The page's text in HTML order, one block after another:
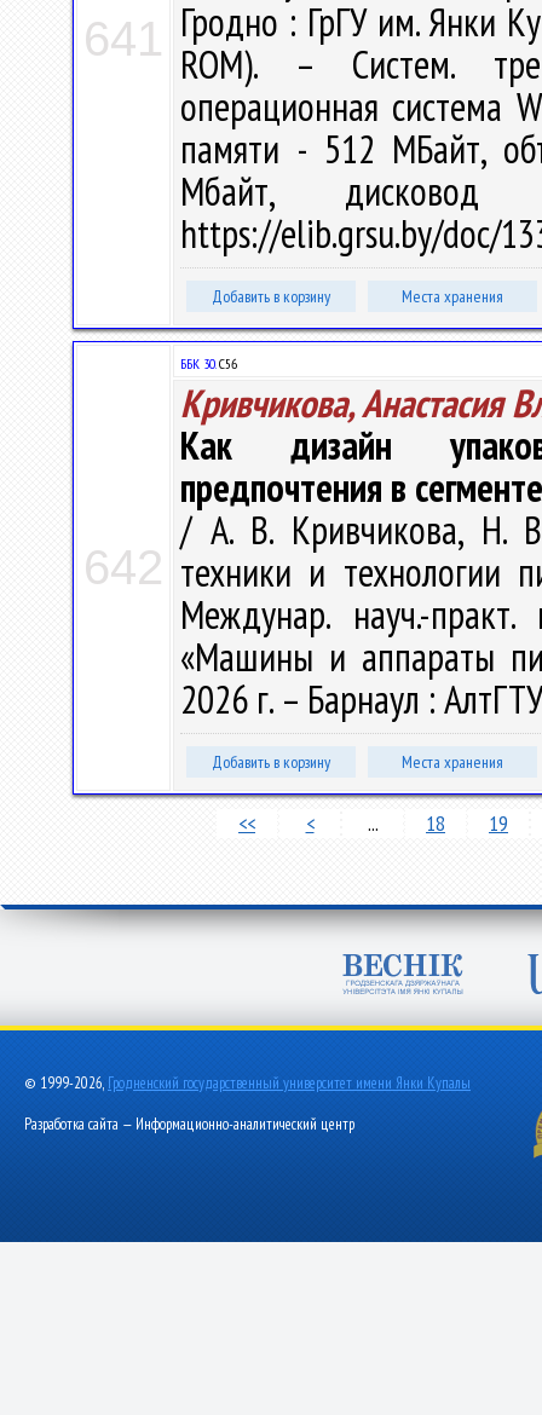
641 Гродно : ГрГУ им. Янки
ROM). – Систем.
операционная система
памяти - 512 МБайт,
Мбайт,
https://elib.grsu.by/doc/
Добавить в корзину Места хранения
642
ББК 30.С56
Кривчикова, Анастасия
Как дизайн
предпочтения в
/ А. В. Кривчикова, Н.
техники и технологии
Междунар. науч.-
«Машины и аппараты
2026 г. – Барнаул :
Добавить в корзину Места хранения
<< < ... 18 19
© 1999-2026, Гродненский государственный университет имени Янки Купалы
Разработка сайта — Информационно-аналитический центр